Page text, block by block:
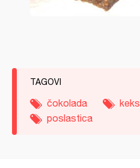
TAGOVI
čokolada keks
poslastica